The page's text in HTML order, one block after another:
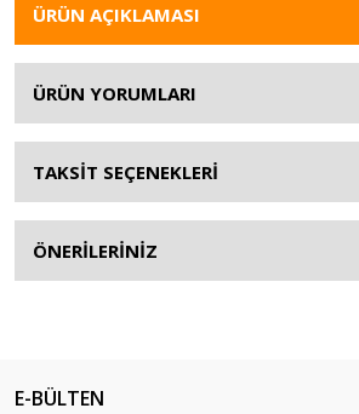
ÜRÜN AÇIKLAMASI
ÜRÜN YORUMLARI
TAKSİT SEÇENEKLERİ
ÖNERİLERİNİZ
E-BÜLTEN